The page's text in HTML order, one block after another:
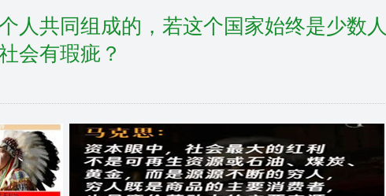
人共同组成的，若这个国家始终是少数人
会有瑕疵？